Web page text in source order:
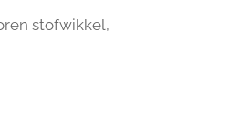
stofwikkel,